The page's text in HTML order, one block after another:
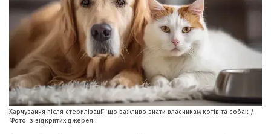
Харчування після стерилізації: що важливо знати власникам котів та собак /
Фото: з відкритих джерел